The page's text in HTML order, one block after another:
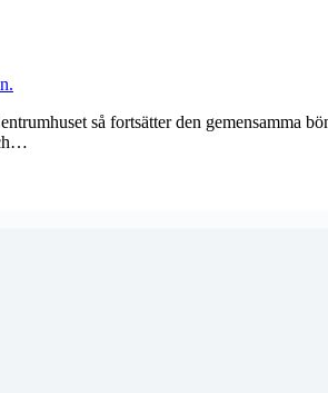
så fortsätter den gemensamma